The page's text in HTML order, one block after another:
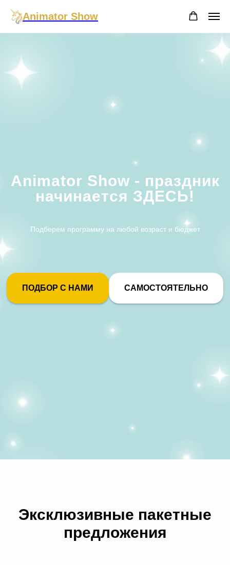
Animator Show
Animator Show - праздник
начинается ЗДЕСЬ!
Подберем программу на любой возраст и бюджет
ПОДБОР С НАМИ САМОСТОЯТЕЛЬНО
Эксклюзивные пакетные
предложения